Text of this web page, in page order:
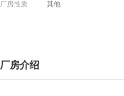
厂房性质
其他
厂房介绍